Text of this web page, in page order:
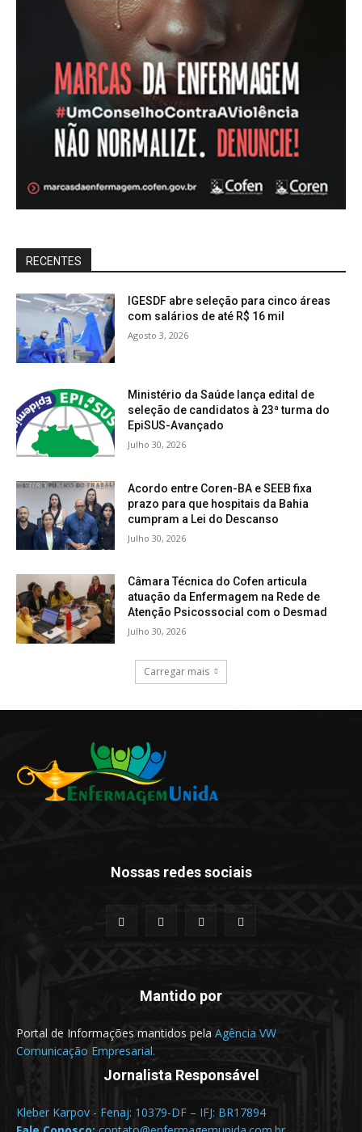
RECENTES
IGESDF abre seleção para cinco áreas
com salários de até R$ 16 mil
Agosto 3, 2026
Ministério da Saúde lança edital de
seleção de candidatos à 23ª turma do
EpiSUS-Avançado
Julho 30, 2026
Acordo entre Coren-BA e SEEB fixa
prazo para que hospitais da Bahia
cumpram a Lei do Descanso
Julho 30, 2026
Câmara Técnica do Cofen articula
atuação da Enfermagem na Rede de
Atenção Psicossocial com o Desmad
Julho 30, 2026
Carregar mais
Nossas redes sociais
Mantido por
Portal de Informações mantidos pela Agência VW
Comunicação Empresarial.
Jornalista Responsável
Kleber Karpov - Fenaj: 10379-DF – IFJ: BR17894